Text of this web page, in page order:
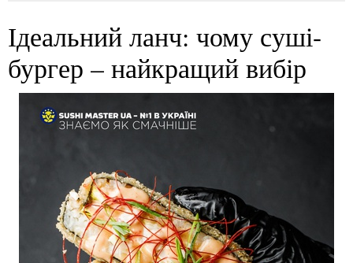
Ідеальний ланч: чому суші-
бургер – найкращий вибір